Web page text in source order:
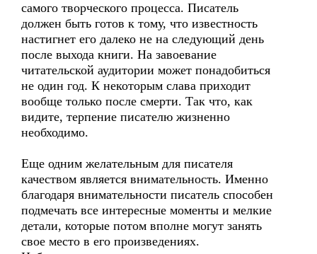
самого творческого процесса. Писатель
должен быть готов к тому, что известность
настигнет его далеко не на следующий день
после выхода книги. На завоевание
читательской аудитории может понадобиться
не один год. К некоторым слава приходит
вообще только после смерти. Так что, как
видите, терпение писателю жизненно
необходимо.
Еще одним желательным для писателя
качеством является внимательность. Именно
благодаря внимательности писатель способен
подмечать все интересные моменты и мелкие
детали, которые потом вполне могут занять
свое место в его произведениях.